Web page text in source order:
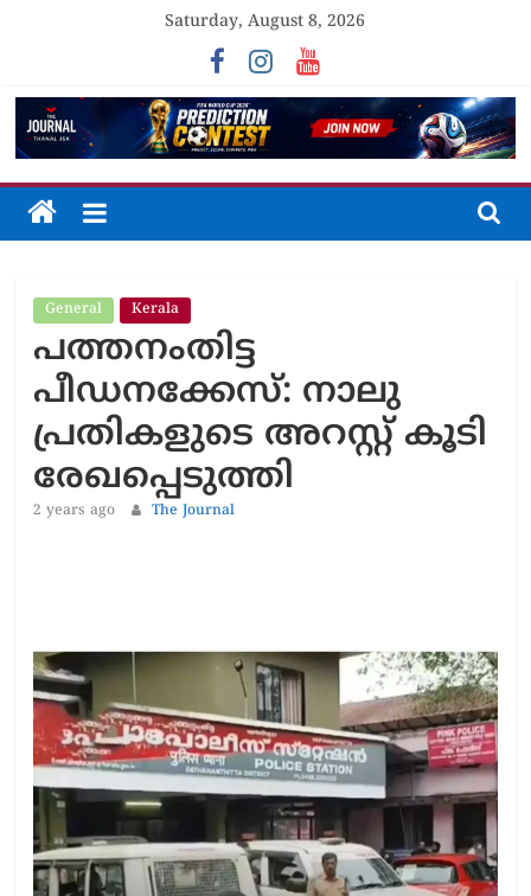
Saturday, August 8, 2026
The
Unfolding
The
Truth
General Kerala
പത്തനംതിട്ട
പീഡനക്കേസ്: നാലു
പ്രതികളുടെ അറസ്റ്റ് കൂടി
രേഖപ്പെടുത്തി
2 years ago The Journal